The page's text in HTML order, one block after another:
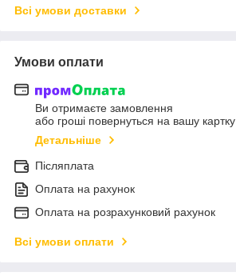
Всі умови доставки
Умови оплати
Ви отримаєте замовлення
або гроші повернуться на вашу картку
Детальніше
Післяплата
Оплата на рахунок
Оплата на розрахунковий рахунок
Всі умови оплати